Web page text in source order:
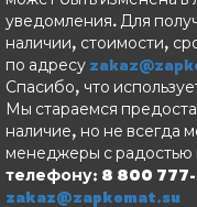
уведомления. Для
наличии, стоимости,
по адресу
Спасибо, что
Мы стараемся
наличие, но не всегда
менеджеры с радостью
телефону: 8 800
zakaz@zapkomat.su